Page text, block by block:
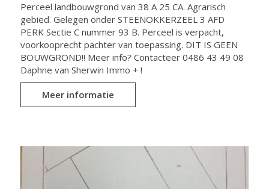
Perceel landbouwgrond van 38 A 25 CA. Agrarisch
gebied. Gelegen onder STEENOKKERZEEL 3 AFD
PERK Sectie C nummer 93 B. Perceel is verpacht,
voorkooprecht pachter van toepassing. DIT IS GEEN
BOUWGROND!! Meer info? Contacteer 0486 43 49 08
Daphne van Sherwin Immo + !
Meer informatie